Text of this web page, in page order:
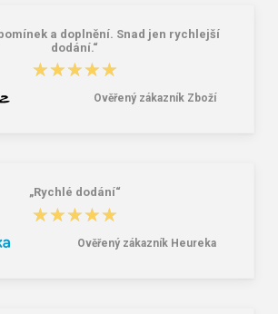
a doplnění. Snad jen rychlejší
dodání.“
★★★★★
★★★★★
Ověřený zákazník Zboží
„Rychlé dodání“
★★★★★
★★★★★
Ověřený zákazník Heureka